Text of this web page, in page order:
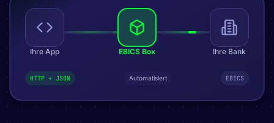
Ihre App EBICS Box Ihre Bank
HTTP + JSON Automatisiert EBICS